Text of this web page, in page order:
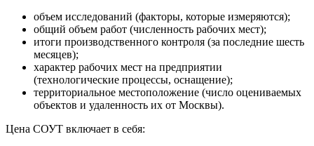
объем исследований (факторы, которые измеряются);
общий объем работ (численность рабочих мест);
итоги производственного контроля (за последние шесть
месяцев);
характер рабочих мест на предприятии
(технологические процессы, оснащение);
территориальное местоположение (число оцениваемых
объектов и удаленность их от Москвы).
Цена СОУТ включает в себя: